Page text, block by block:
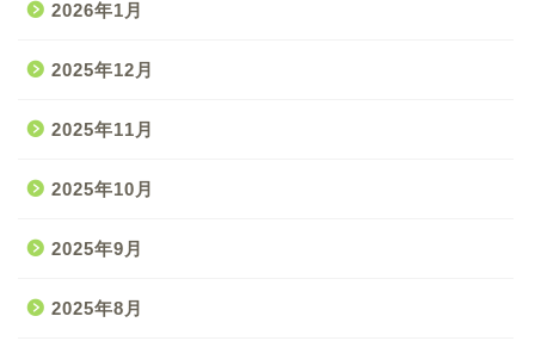
2026年1月
2025年12月
2025年11月
2025年10月
2025年9月
2025年8月